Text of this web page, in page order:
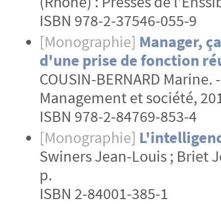
ISBN 978-2-37546-055-9
[Monographie] Manager,
d'une prise de fonction
COUSIN-BERNARD
Management et société,
ISBN 978-2-84769-853-4
[Monographie]
Swiners Jean-Louis ; Briet
p.
ISBN 2-84001-385-1